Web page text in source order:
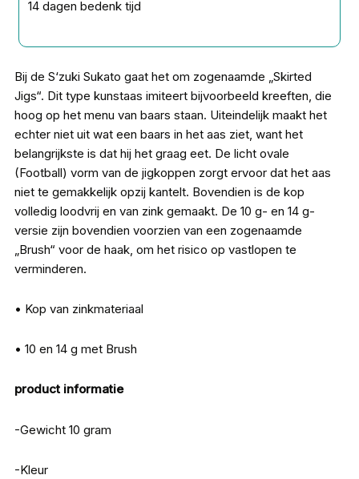
14 dagen bedenk tijd
Bij de S‘zuki Sukato gaat het om zogenaamde „Skirted
Jigs“. Dit type kunstaas imiteert bijvoorbeeld kreeften, die
hoog op het menu van baars staan. Uiteindelijk maakt het
echter niet uit wat een baars in het aas ziet, want het
belangrijkste is dat hij het graag eet. De licht ovale
(Football) vorm van de jigkoppen zorgt ervoor dat het aas
niet te gemakkelijk opzij kantelt. Bovendien is de kop
volledig loodvrij en van zink gemaakt. De 10 g- en 14 g-
versie zijn bovendien voorzien van een zogenaamde
„Brush“ voor de haak, om het risico op vastlopen te
verminderen.
• Kop van zinkmateriaal
• 10 en 14 g met Brush
product informatie
-Gewicht 10 gram
-Kleur